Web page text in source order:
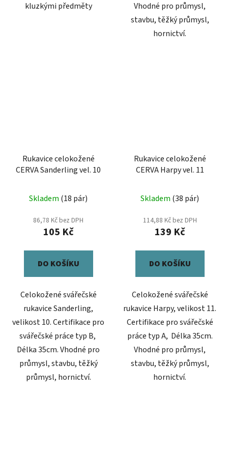
kluzkými předměty
Vhodné pro průmysl,
stavbu, těžký průmysl,
hornictví.
Rukavice celokožené
CERVA Sanderling vel. 10
Skladem (18 pár)
86,78 Kč bez DPH
105 Kč
DO KOŠÍKU
Celokožené svářečské
rukavice Sanderling,
velikost 10. Certifikace pro
svářečské práce typ B,
Délka 35cm. Vhodné pro
průmysl, stavbu, těžký
průmysl, hornictví.
Rukavice celokožené
CERVA Harpy vel. 11
Skladem (38 pár)
114,88 Kč bez DPH
139 Kč
DO KOŠÍKU
Celokožené svářečské
rukavice Harpy, velikost 11.
Certifikace pro svářečské
práce typ A, Délka 35cm.
Vhodné pro průmysl,
stavbu, těžký průmysl,
hornictví.